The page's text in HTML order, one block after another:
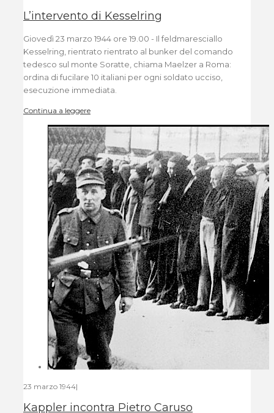
L’intervento di Kesselring
Giovedì 23 marzo 1944 ore 19.00 - Il feldmaresciallo
Kesselring, rientrato rientrato al bunker del comando
tedesco sul monte Soratte, chiama Maelzer a Roma:
ordina di fucilare 10 italiani per ogni soldato ucciso,
esecuzione immediata.
Continua a leggere
23 marzo 1944|
Kappler incontra Pietro Caruso